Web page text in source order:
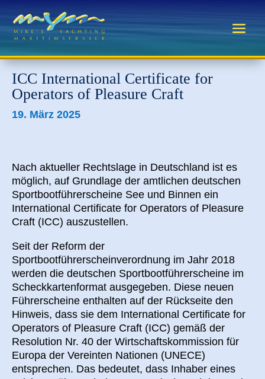
ICC International Certificate for
Operators of Pleasure Craft
19. März 2025
Nach aktueller Rechtslage in Deutschland ist es
möglich, auf Grundlage der amtlichen deutschen
Sportbootführerscheine See und Binnen ein
International Certificate for Operators of Pleasure
Craft (ICC) auszustellen.
Seit der Reform der
Sportbootführerscheinverordnung im Jahr 2018
werden die deutschen Sportbootführerscheine im
Scheckkartenformat ausgegeben. Diese neuen
Führerscheine enthalten auf der Rückseite den
Hinweis, dass sie dem International Certificate for
Operators of Pleasure Craft (ICC) gemäß der
Resolution Nr. 40 der Wirtschaftskommission für
Europa der Vereinten Nationen (UNECE)
entsprechen. Das bedeutet, dass Inhaber eines